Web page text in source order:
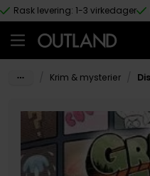
Hopp til hovedinnhold
Rask levering: 1-3 virkedager
Krim & mysterier